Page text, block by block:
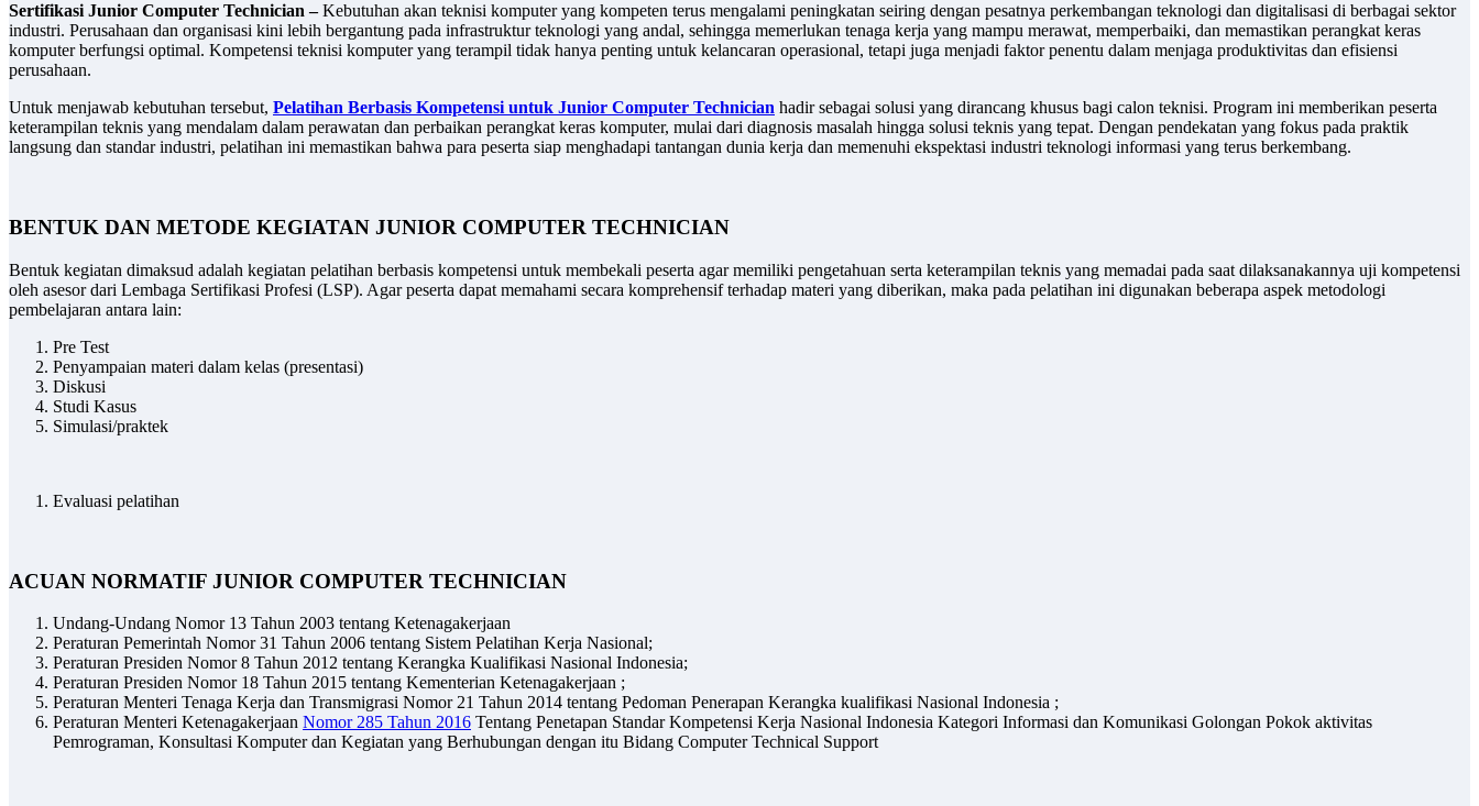
Sertifikasi Junior Computer Technician –Kebutuhan akan teknisi komputer yang kompeten terus mengalami peningkatan seiring dengan pesatnya perkembangan teknologi dan digitalisasi di berbagai sektor
industri. Perusahaan dan organisasi kini lebih bergantung pada infrastruktur teknologi yang andal, sehingga memerlukan tenaga kerja yang mampu merawat, memperbaiki, dan memastikan perangkat keras
komputer berfungsi optimal. Kompetensi teknisi komputer yang terampil tidak hanya penting untuk kelancaran operasional, tetapi juga menjadi faktor penentu dalam menjaga produktivitas dan efisiensi
perusahaan.
Untuk menjawab kebutuhan tersebut, Pelatihan Berbasis Kompetensi untuk Junior Computer Technician hadir sebagai solusi yang dirancang khusus bagi calon teknisi. Program ini memberikan peserta
keterampilan teknis yang mendalam dalam perawatan dan perbaikan perangkat keras komputer, mulai dari diagnosis masalah hingga solusi teknis yang tepat. Dengan pendekatan yang fokus pada praktik
langsung dan standar industri, pelatihan ini memastikan bahwa para peserta siap menghadapi tantangan dunia kerja dan memenuhi ekspektasi industri teknologi informasi yang terus berkembang.
BENTUK DAN METODE KEGIATAN JUNIOR COMPUTER TECHNICIAN
Bentuk kegiatan dimaksud adalah kegiatan pelatihan berbasis kompetensi untuk membekali peserta agar memiliki pengetahuan serta keterampilan teknis yang memadai pada saat dilaksanakannya uji kompetensi
oleh asesor dari Lembaga Sertifikasi Profesi (LSP). Agar peserta dapat memahami secara komprehensif terhadap materi yang diberikan, maka pada pelatihan ini digunakan beberapa aspek metodologi
pembelajaran antara lain:
Pre Test
Penyampaian materi dalam kelas (presentasi)
Diskusi
Studi Kasus
Simulasi/praktek
Evaluasi pelatihan
ACUAN NORMATIF JUNIOR COMPUTER TECHNICIAN
Undang-Undang Nomor 13 Tahun 2003 tentang Ketenagakerjaan
Peraturan Pemerintah Nomor 31 Tahun 2006 tentang Sistem Pelatihan Kerja Nasional;
Peraturan Presiden Nomor 8 Tahun 2012 tentang Kerangka Kualifikasi Nasional Indonesia;
Peraturan Presiden Nomor 18 Tahun 2015 tentang Kementerian Ketenagakerjaan ;
Peraturan Menteri Tenaga Kerja dan Transmigrasi Nomor 21 Tahun 2014 tentang Pedoman Penerapan Kerangka kualifikasi Nasional Indonesia ;
Peraturan Menteri Ketenagakerjaan Nomor 285 Tahun 2016 Tentang Penetapan Standar Kompetensi Kerja Nasional Indonesia Kategori Informasi dan Komunikasi Golongan Pokok aktivitas
Pemrograman, Konsultasi Komputer dan Kegiatan yang Berhubungan dengan itu Bidang Computer Technical Support